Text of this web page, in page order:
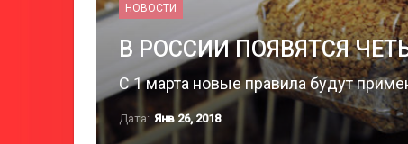
НОВОСТИ
В РОССИИ ПОЯВЯТСЯ
C 1 марта новые правила будут
Дата: Янв 26, 2018